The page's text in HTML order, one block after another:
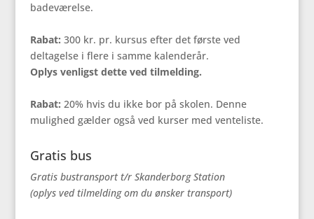
badeværelse.
Rabat: 300 kr. pr. kursus efter det første ved
deltagelse i flere i samme kalenderår.
Oplys venligst dette ved tilmelding.
Rabat: 20% hvis du ikke bor på skolen. Denne
mulighed gælder også ved kurser med venteliste.
Gratis bus
Gratis bustransport t/r Skanderborg Station
(oplys ved tilmelding om du ønsker transport)